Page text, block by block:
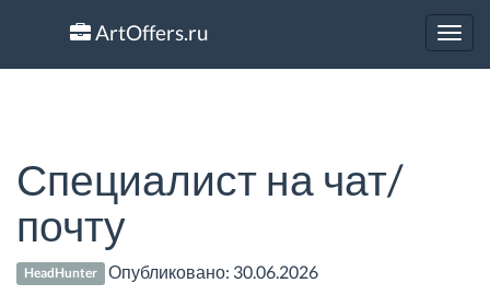
ArtOffers.ru
Специалист на чат/
почту
HeadHunter Опубликовано: 30.06.2026